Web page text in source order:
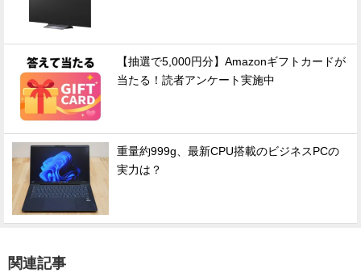
【抽選で5,000円分】Amazonギフトカードが
当たる！読者アンケート実施中
重量約999g、最新CPU搭載のビジネスPCの
実力は？
関連記事